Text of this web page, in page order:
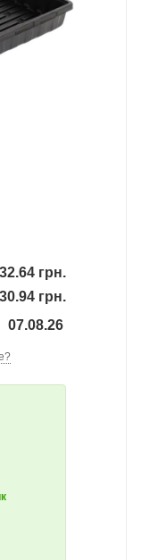
32.64 грн.
30.94 грн.
07.08.26